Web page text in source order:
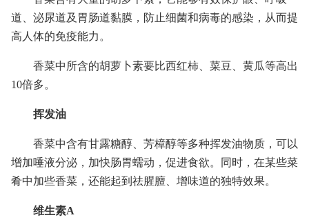
道、泌尿道及胃肠道黏膜，防止细菌和病毒的感染，从而提
高人体的免疫能力。
香菜中所含的胡萝卜素要比西红柿、菜豆、黄瓜等高出
10倍多。
挥发油
香菜中含有甘露糖醇、芳樟醇等多种挥发油物质，可以
增加唾液分泌，加快肠胃蠕动，促进食欲。同时，在某些菜
肴中加些香菜，还能起到祛腥膻、增味道的独特效果。
维生素A